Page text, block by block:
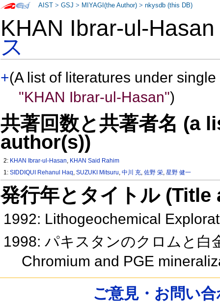
KHAN Ibrar-ul-
ス
+(A list of literatures under
"KHAN Ibrar-ul-Hasan")
共著回数と共著者名 (a
author(s))
2: KHAN Ibrar-ul-Hasan, KHAN Said Rahim
1:SIDDIQUI Rehanul Haq,SUZUKI Mitsuru,中川 充,佐野 栄,星野 健一
発行年とタイトル
1992: Lithogeochemical
1998: パキスタンのクロムと白
Chromium and PGE
AIST >GSJ > MIYAGI(the Author) >nkysdb (this DB)
ご意見・お問い